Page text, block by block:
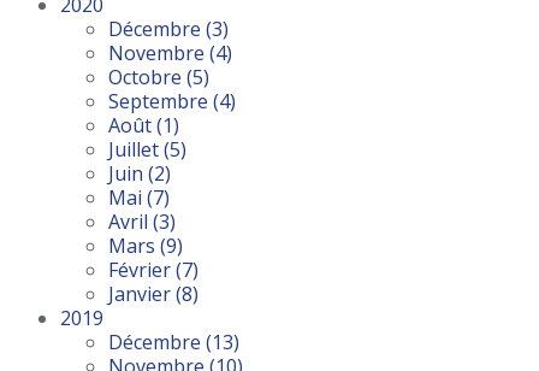
Décembre (3)
Novembre (4)
Octobre (5)
Septembre (4)
Août(1)
Juillet(5)
Juin (2)
Mai (7)
Avril (3)
Mars (9)
Février(7)
Janvier(8)
2019
Décembre (13)